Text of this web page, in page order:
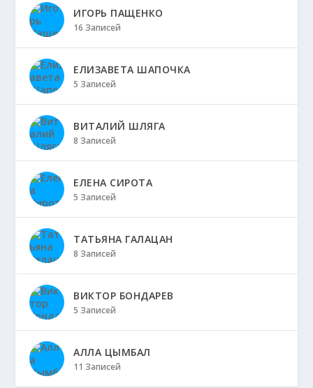
ИГОРЬ ПАЩЕНКО
16 Записей
ЕЛИЗАВЕТА ШАПОЧКА
5 Записей
ВИТАЛИЙ ШЛЯГА
8 Записей
ЕЛЕНА СИРОТА
5 Записей
ТАТЬЯНА ГАЛАЦАН
8 Записей
ВИКТОР БОНДАРЕВ
5 Записей
АЛЛА ЦЫМБАЛ
11 Записей